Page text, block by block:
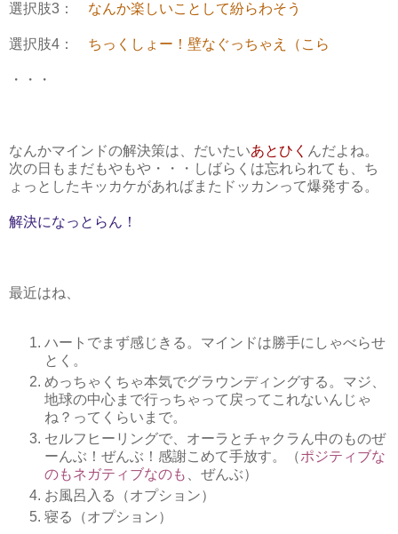
選択肢3： なんか楽しいことして紛らわそう
選択肢4： ちっくしょー！壁なぐっちゃえ（こら
・・・
なんかマインドの解決策は、だいたいあとひく んだよね。
次の日もまだもやもや・・・しばらくは忘れられても、ち
ょっとしたキッカケがあればまたドッカンって爆発する。
解決になっとらん！
最近はね、
ハートでまず感じきる。マインドは勝手にしゃべらせ
とく。
めっちゃくちゃ本気でグラウンディングする。マジ、
地球の中心まで行っちゃって戻ってこれないんじゃ
ね？ってくらいまで。
セルフヒーリングで、オーラとチャクラん中のものぜ
ーんぶ！ぜんぶ！感謝こめて手放す。（ポジティブな
のもネガティブなのも
、ぜんぶ）
お風呂入る（オプション）
寝る（オプション）